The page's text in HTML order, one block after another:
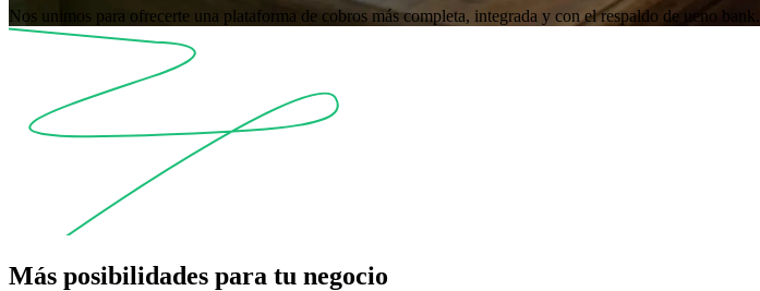
Nos unimos para ofrecerte una plataforma de cobros más completa, integrada y con el respaldo de ueno bank.
Más posibilidades para tu negocio